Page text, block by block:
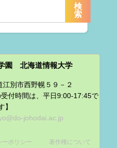
検
索
園 北海道情報大学
別市西野幌５９－２
付時間は、平日9:00-17:45で
】
johodai.ac.jp
ーポリシー 著作権について